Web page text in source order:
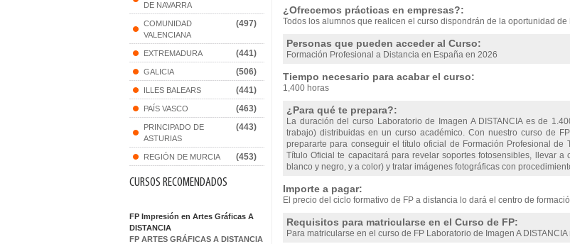
DE NAVARRA
COMUNIDAD
VALENCIANA
(497)
EXTREMADURA (441)
GALICIA (506)
ILLES BALEARS (441)
PAÍS VASCO (463)
PRINCIPADO DE
ASTURIAS
(443)
REGIÓN DE MURCIA (453)
CURSOS RECOMENDADOS
FP Impresión en Artes Gráficas A
DISTANCIA
FP ARTES GRÁFICAS A DISTANCIA
¿Ofrecemos prácticas en empresas?:
Todos los alumnos que realicen el curso dispondrán de la oportunidad
Personas que pueden acceder al Curso:
Formación Profesional a Distancia en España en 2026
Tiempo necesario para acabar el curso:
1,400 horas
¿Para qué te prepara?:
La duración del curso Laboratorio de Imagen A DISTANCIA es de
trabajo) distribuidas en un curso académico. Con nuestro curso de
prepararte para conseguir el título oficial de Formación Profesional de
Título Oficial te capacitará para revelar soportes fotosensibles, llevar
blanco y negro, y a color) y tratar imágenes fotográficas con
Importe a pagar:
El precio del ciclo formativo de FP a distancia lo dará el centro de
Requisitos para matricularse en el Curso de FP:
Para matricularse en el curso de FP Laboratorio de Imagen A